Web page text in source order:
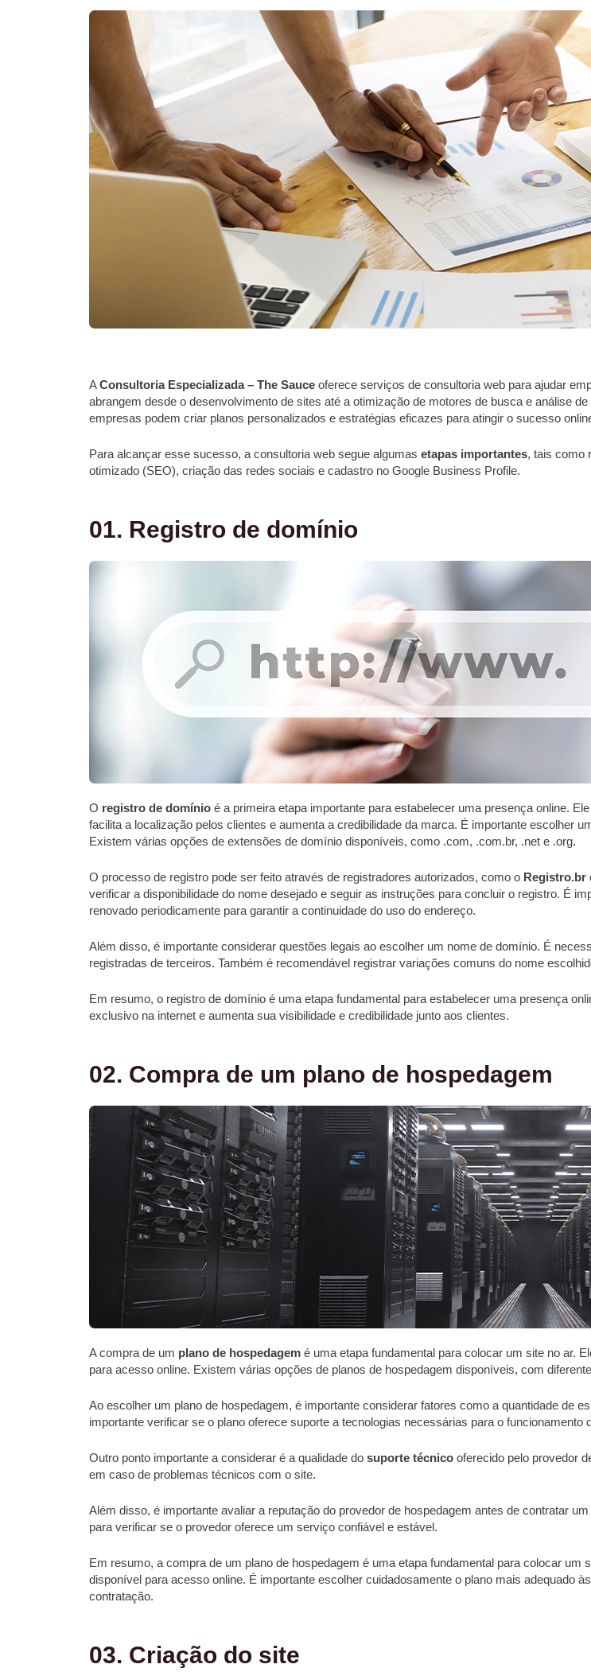
AConsultoria Especializada – The Sauce oferece serviços de consultoria web para ajudar
abrangem desde o desenvolvimento de sites até a otimização de motores de busca e análise
empresas podem criar planos personalizados e estratégias eficazes para atingir o sucesso
Para alcançar esse sucesso, a consultoria web segue algumas etapas importantes, tais como
otimizado (SEO), criação das redes sociais e cadastro no Google Business Profile.
01. Registro de domínio
O registro de domínio é a primeira etapa importante para estabelecer uma presença online.
facilita a localização pelos clientes e aumenta a credibilidade da marca. É importante escolher
Existem várias opções de extensões de domínio disponíveis, como .com, .com.br, .net e .org.
O processo de registro pode ser feito através de registradores autorizados, como o Registro.br
verificar a disponibilidade do nome desejado e seguir as instruções para concluir o registro. É
renovado periodicamente para garantir a continuidade do uso do endereço.
Além disso, é importante considerar questões legais ao escolher um nome de domínio. É
registradas de terceiros. Também é recomendável registrar variações comuns do nome
Em resumo, o registro de domínio é uma etapa fundamental para estabelecer uma presença
exclusivo na internet e aumenta sua visibilidade e credibilidade junto aos clientes.
02. Compra de um plano de hospedagem
A compra de um plano de hospedagem é uma etapa fundamental para colocar um site no ar.
para acesso online. Existem várias opções de planos de hospedagem disponíveis, com
Ao escolher um plano de hospedagem, é importante considerar fatores como a quantidade de
importante verificar se o plano oferece suporte a tecnologias necessárias para o
Outro ponto importante a considerar é a qualidade do suporte técnico oferecido pelo provedor
em caso de problemas técnicos com o site.
Além disso, é importante avaliar a reputação do provedor de hospedagem antes de contratar
para verificar se o provedor oferece um serviço confiável e estável.
Em resumo, a compra de um plano de hospedagem é uma etapa fundamental para colocar
disponível para acesso online. É importante escolher cuidadosamente o plano mais adequado
contratação.
03. Criação do site